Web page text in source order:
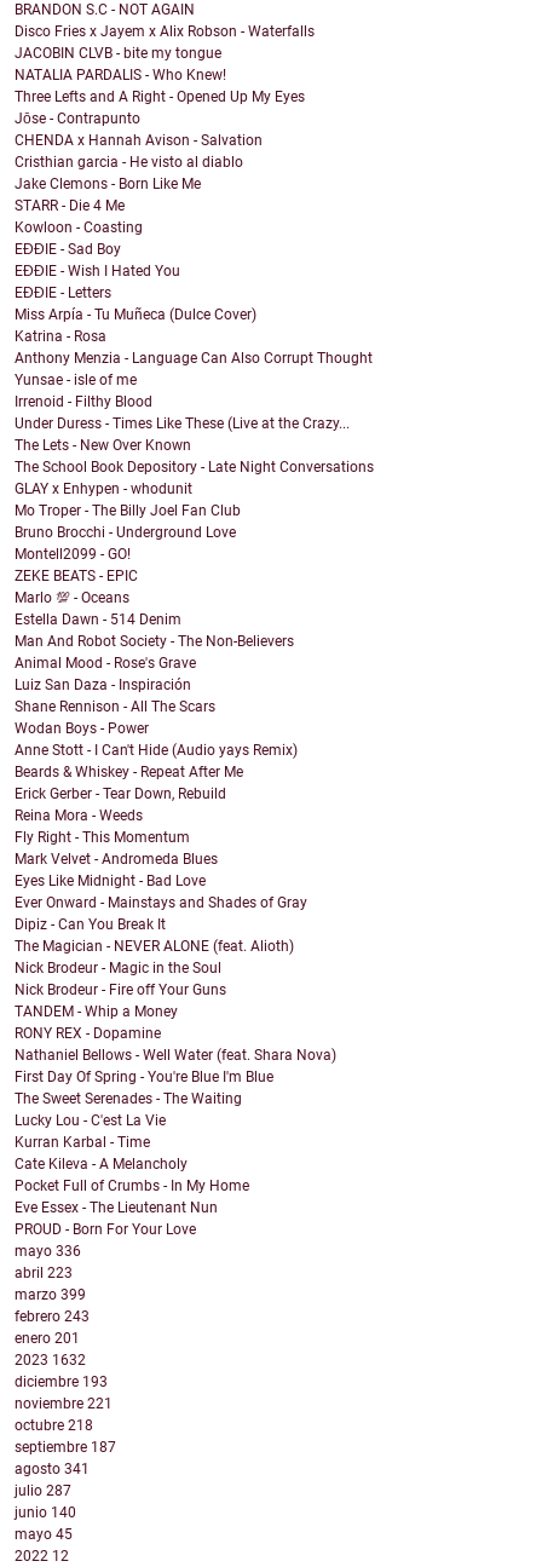
BRANDON S.C - NOT AGAIN
Disco Fries x Jayem x Alix Robson - Waterfalls
JACOBIN CLVB - bite my tongue
NATALIA PARDALIS - Who Knew!
Three Lefts and A Right - Opened Up My Eyes
Jōse - Contrapunto
CHENDA x Hannah Avison - Salvation
Cristhian garcia - He visto al diablo
Jake Clemons - Born Like Me
STARR - Die 4 Me
Kowloon - Coasting
EĐĐIE - Sad Boy
EĐĐIE - Wish I Hated You
EĐĐIE - Letters
Miss Arpía - Tu Muñeca (Dulce Cover)
Katrina - Rosa
Anthony Menzia - Language Can Also Corrupt Thought
Yunsae - isle of me
Irrenoid - Filthy Blood
Under Duress - Times Like These (Live at the Crazy...
The Lets - New Over Known
The School Book Depository - Late Night Conversations
GLAY x Enhypen - whodunit
Mo Troper - The Billy Joel Fan Club
Bruno Brocchi - Underground Love
Montell2099 - GO!
ZEKE BEATS - EPIC
Marlo 💯 - Oceans
Estella Dawn - 514 Denim
Man And Robot Society - The Non-Believers
Animal Mood - Rose's Grave
Luiz San Daza - Inspiración
Shane Rennison - All The Scars
Wodan Boys - Power
Anne Stott - I Can't Hide (Audio yays Remix)
Beards & Whiskey - Repeat After Me
Erick Gerber - Tear Down, Rebuild
Reina Mora - Weeds
Fly Right - This Momentum
Mark Velvet - Andromeda Blues
Eyes Like Midnight - Bad Love
Ever Onward - Mainstays and Shades of Gray
Dipiz - Can You Break It
The Magician - NEVER ALONE (feat. Alioth)
Nick Brodeur - Magic in the Soul
Nick Brodeur - Fire off Your Guns
TANDEM - Whip a Money
RONY REX - Dopamine
Nathaniel Bellows - Well Water (feat. Shara Nova)
First Day Of Spring - You're Blue I'm Blue
The Sweet Serenades - The Waiting
Lucky Lou - C'est La Vie
Kurran Karbal - Time
Cate Kileva - A Melancholy
Pocket Full of Crumbs - In My Home
Eve Essex - The Lieutenant Nun
PROUD - Born For Your Love
mayo 336
abril 223
marzo 399
febrero 243
enero 201
2023 1632
diciembre 193
noviembre 221
octubre 218
septiembre 187
agosto 341
julio 287
junio 140
mayo 45
2022 12